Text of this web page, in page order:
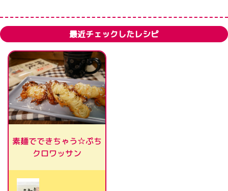
最近チェックしたレシピ
素麺でできちゃう☆ぷち
クロワッサン